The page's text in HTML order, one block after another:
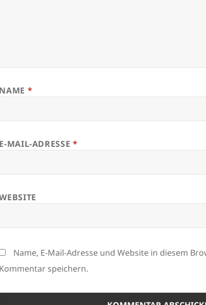
NAME *
E-MAIL-ADRESSE *
Name, E-Mail-Adresse und Website in diesem
Kommentar speichern.